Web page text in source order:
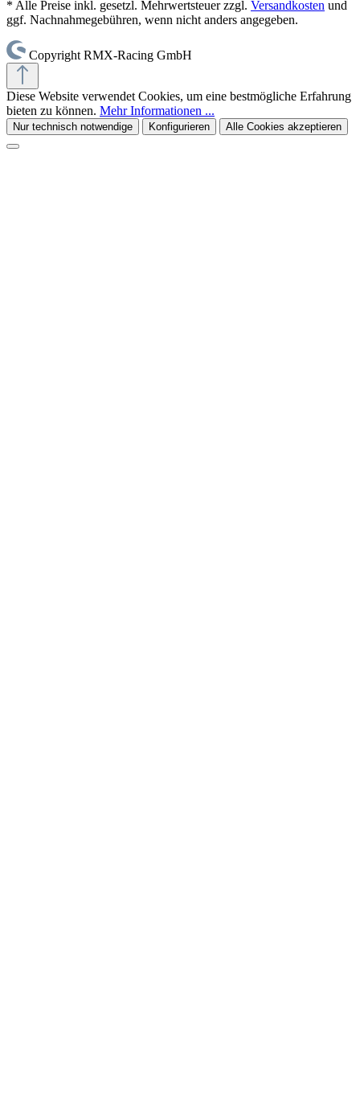
* Alle Preise inkl. gesetzl. Mehrwertsteuer zzgl. Versandkosten und
ggf. Nachnahmegebühren, wenn nicht anders angegeben.
Copyright RMX-Racing GmbH
Diese Website verwendet Cookies, um eine bestmögliche Erfahrung
bieten zu können. Mehr Informationen ...
Nur technisch notwendige Konfigurieren Alle Cookies akzeptieren